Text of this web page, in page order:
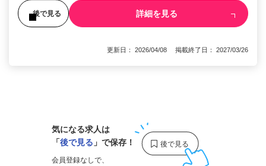
後で見る 詳細を見る
更新日： 2026/04/08 掲載終了日： 2027/03/26
気になる求人は
「後で見る 」で保存！
会員登録なしで、